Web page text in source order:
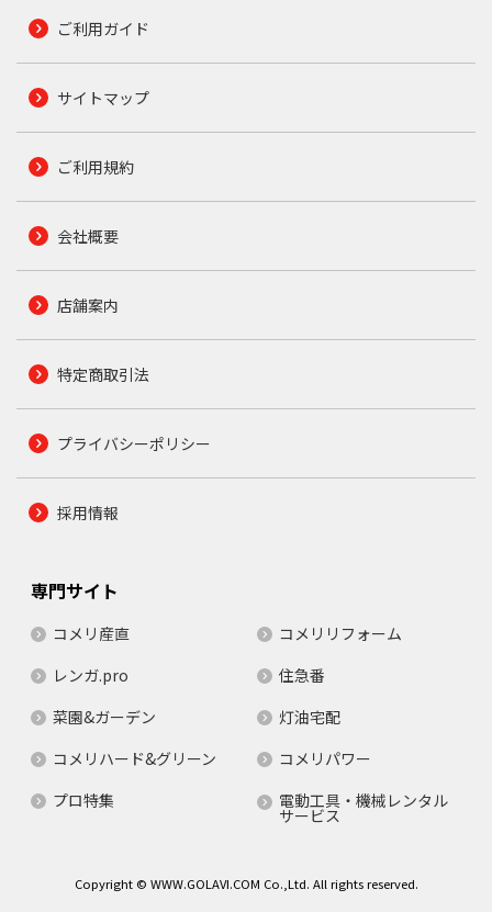
ご利用ガイド
サイトマップ
ご利用規約
会社概要
店舗案内
特定商取引法
プライバシーポリシー
採用情報
専門サイト
コメリ産直
コメリリフォーム
レンガ.pro
住急番
菜園&ガーデン
灯油宅配
コメリハード&グリーン
コメリパワー
プロ特集
電動工具・機械レンタル
サービス
Copyright © WWW.GOLAVI.COM Co.,Ltd. All rights reserved.